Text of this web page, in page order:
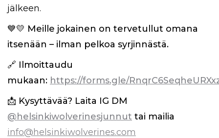
jälkeen.
💙💛 Meille jokainen on tervetullut omana
itsenään – ilman pelkoa syrjinnästä.
🔗 Ilmoittaudu
mukaan: https://forms.gle/
📩 Kysyttävää? Laita IG DM
@helsinkiwolverinesjunnut tai mailia
info@helsinkiwolverines.com